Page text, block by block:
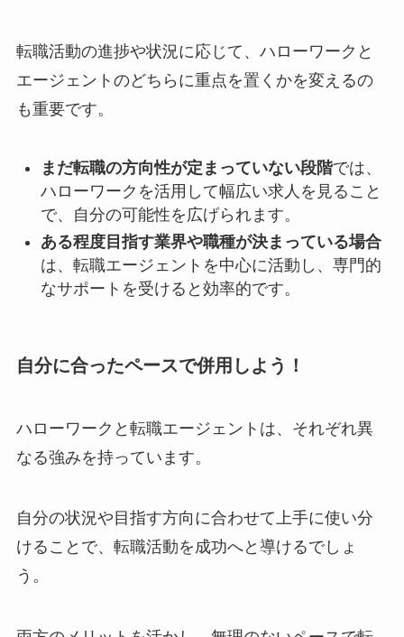
転職活動の進捗や状況に応じて、ハローワークと
エージェントのどちらに重点を置くかを変えるの
も重要です。
まだ転職の方向性が定まっていない段階では、
ハローワークを活用して幅広い求人を見ること
で、自分の可能性を広げられます。
ある程度目指す業界や職種が決まっている場合
は、転職エージェントを中心に活動し、専門的
なサポートを受けると効率的です。
自分に合ったペースで併用しよう！
ハローワークと転職エージェントは、それぞれ異
なる強みを持っています。
自分の状況や目指す方向に合わせて上手に使い分
けることで、転職活動を成功へと導けるでしょ
う。